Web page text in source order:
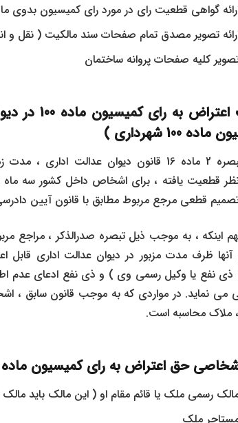
گواهی قطعیت رای در مورد رای کمیسیون بدوی ماده 100 که به آن اعتراض نشده
تصویر مصدق تمام صفحات سند مالکیت ( نقل و
کلیه صفحات پروانه ساختمان
مهلت
100 شهرداری )
قطعیت یافته ، برای اشخاص داخل کشور سه ماه
تصمیم قطعی مرجع مربوط مطابق با قانون آیین
اینکه ، به موجب ذیل تبصره صدرالذکر ، مراجع
ظرف مدت مزبور در دیوان عدالت اداری قابل
نفع یا وکیل رسمی وی ) و ذی نفع ادعای عدم اطلاع
می نماید. در مواردی که به موجب قانون سابق ،
ملاک محاسبه است.
حق اعتراض به رای کمیسیون ماده 100 شهرداری در دیوان عدالت اداری را
رسمی ملک یا قائم مقام او ( این مالک باید
ملک